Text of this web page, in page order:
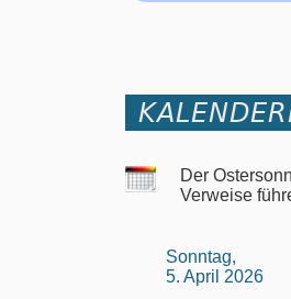
Der
Verweise
Sonntag,
5. April 2026